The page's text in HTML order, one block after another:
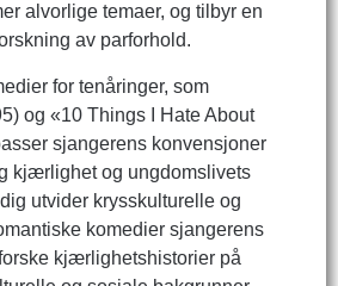
alvorlige temaer, og tilbyr en
av parforhold.
for tenåringer, som
og «10 Things I Hate About
sjangerens konvensjoner
kjærlighet og ungdomslivets
utvider krysskulturelle og
komedier sjangerens
kjærlighetshistorier på